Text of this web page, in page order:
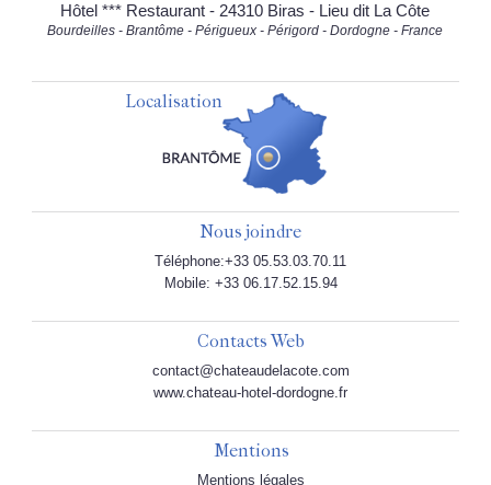
Hôtel *** Restaurant - 24310 Biras - Lieu dit La Côte
Bourdeilles - Brantôme - Périgueux - Périgord - Dordogne - France
Localisation
Nous joindre
Téléphone:+33 05.53.03.70.11
Mobile: +33 06.17.52.15.94
Contacts Web
contact@chateaudelacote.com
www.chateau-hotel-dordogne.fr
Mentions
Mentions légales